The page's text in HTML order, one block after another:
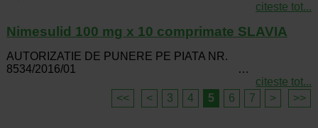
citeste tot...
Nimesulid 100 mg x 10 comprimate SLAVIA
AUTORIZATIE DE PUNERE PE PIATA NR.
8534/2016/01 …
citeste tot...
<<
< 3 4 5 6 7 > >>